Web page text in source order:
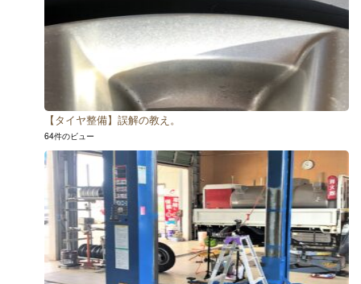
【タイヤ整備】誤解の教え。
64件のビュー